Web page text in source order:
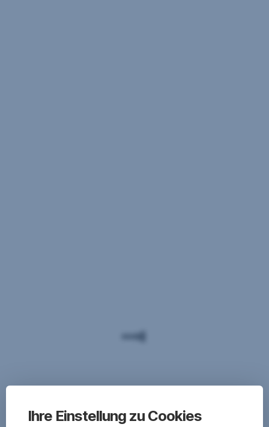
Ihre Einstellung zu Cookies